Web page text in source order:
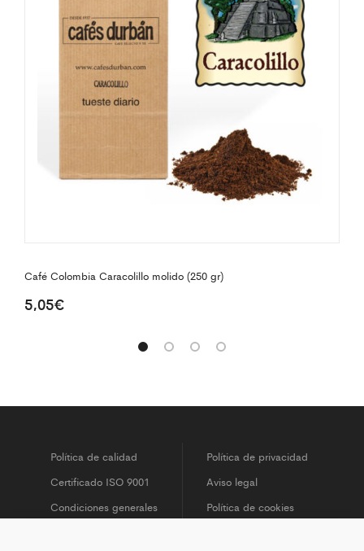
Café Colombia Caracolillo molido (250 gr)
5,05€
Política de calidad
Certificado ISO 9001
Condiciones generales
Política de privacidad
Aviso legal
Política de cookies